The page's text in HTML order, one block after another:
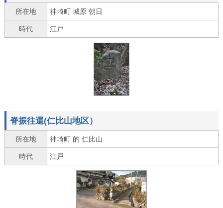
所在地 神埼町 城原 朝日
時代 江戸
脊振往還(仁比山地区）
所在地 神埼町 的 仁比山
時代 江戸